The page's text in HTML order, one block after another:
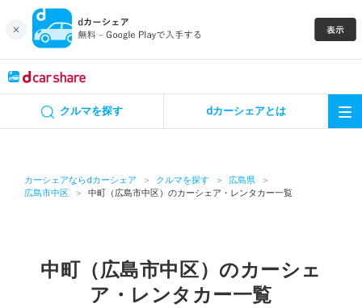
クルマを探す dカーシェアとは
カーシェアならdカーシェア クルマを探す
広島県
広島市中区
中町（広島市中区）のカーシェア・レンタカー一覧
中町（広島市中区）のカーシェ
ア・レンタカー一覧
カーシェア
特集